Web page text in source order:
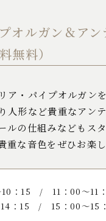
オルガン＆ア
無料）
ア・パイプオルガン
人形など貴重なアン
ルの仕組みなどもス
重な音色をぜひお楽し
10：15 / 11：00～11
：15 / 15：00～